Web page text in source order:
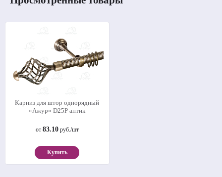
Карниз для штор однорядный
«Ажур» D25Р антик
от 83.10руб./шт
Купить